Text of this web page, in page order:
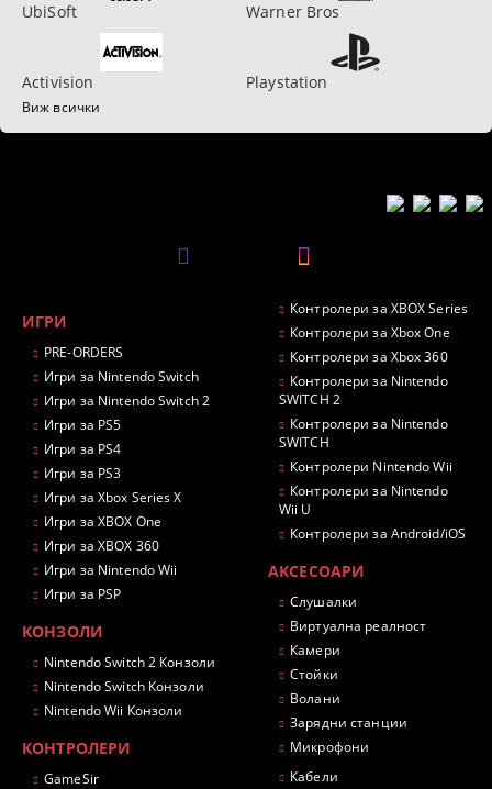
UbiSoft Warner Bros
Activision Playstation
Виж всички
ИГРИ
PRE-ORDERS
Игри за Nintendo Switch
Игри за Nintendo Switch 2
Игри за PS5
Игри за PS4
Игри за PS3
Игри за Xbox Series X
Игри за XBOX One
Игри за XBOX 360
Игри за Nintendo Wii
Игри за PSP
КОНЗОЛИ
Nintendo Switch 2 Конзоли
Nintendo Switch Конзоли
Nintendo Wii Конзоли
КОНТРОЛЕРИ
GameSir
Контролери за XBOX Series
Контролери за Xbox One
Контролери за Xbox 360
Контролери за Nintendo
SWITCH 2
Контролери за Nintendo
SWITCH
Контролери Nintendo Wii
Контролери за Nintendo
Wii U
Контролери за Android/iOS
АКСЕСОАРИ
Слушалки
Виртуална реалност
Камери
Стойки
Волани
Зарядни станции
Микрофони
Кабели